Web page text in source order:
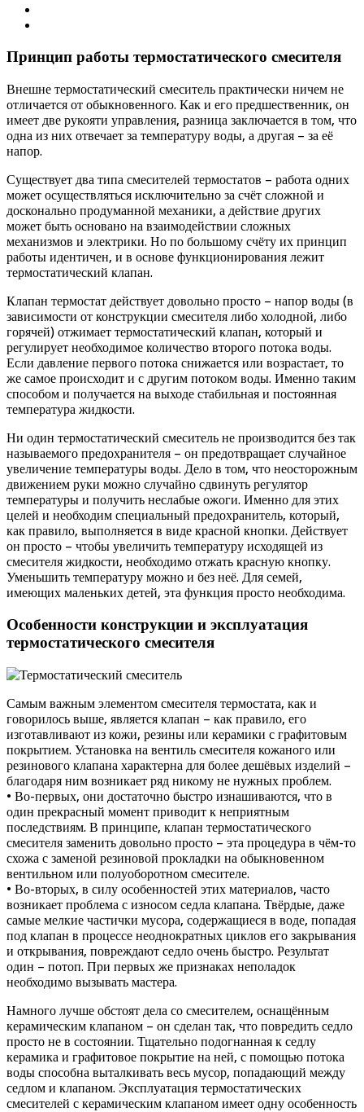
Принцип работы термостатического смесителя
Внешне термостатический смеситель практически ничем не
отличается от обыкновенного. Как и его предшественник, он
имеет две рукояти управления, разница заключается в том, что
одна из них отвечает за температуру воды, а другая – за её
напор.
Существует два типа смесителей термостатов – работа одних
может осуществляться исключительно за счёт сложной и
досконально продуманной механики, а действие других
может быть основано на взаимодействии сложных
механизмов и электрики. Но по большому счёту их принцип
работы идентичен, и в основе функционирования лежит
термостатический клапан.
Клапан термостат действует довольно просто – напор воды (в
зависимости от конструкции смесителя либо холодной, либо
горячей) отжимает термостатический клапан, который и
регулирует необходимое количество второго потока воды.
Если давление первого потока снижается или возрастает, то
же самое происходит и с другим потоком воды. Именно таким
способом и получается на выходе стабильная и постоянная
температура жидкости.
Ни один термостатический смеситель не производится без так
называемого предохранителя – он предотвращает случайное
увеличение температуры воды. Дело в том, что неосторожным
движением руки можно случайно сдвинуть регулятор
температуры и получить неслабые ожоги. Именно для этих
целей и необходим специальный предохранитель, который,
как правило, выполняется в виде красной кнопки. Действует
он просто – чтобы увеличить температуру исходящей из
смесителя жидкости, необходимо отжать красную кнопку.
Уменьшить температуру можно и без неё. Для семей,
имеющих маленьких детей, эта функция просто необходима.
Особенности конструкции и эксплуатация
термостатического смесителя
Самым важным элементом смесителя термостата, как и
говорилось выше, является клапан – как правило, его
изготавливают из кожи, резины или керамики с графитовым
покрытием. Установка на вентиль смесителя кожаного или
резинового клапана характерна для более дешёвых изделий –
благодаря ним возникает ряд никому не нужных проблем.
• Во-первых, они достаточно быстро изнашиваются, что в
один прекрасный момент приводит к неприятным
последствиям. В принципе, клапан термостатического
смесителя заменить довольно просто – эта процедура в чём-то
схожа с заменой резиновой прокладки на обыкновенном
вентильном или полуоборотном смесителе.
• Во-вторых, в силу особенностей этих материалов, часто
возникает проблема с износом седла клапана. Твёрдые, даже
самые мелкие частички мусора, содержащиеся в воде, попадая
под клапан в процессе неоднократных циклов его закрывания
и открывания, повреждают седло очень быстро. Результат
один – потоп. При первых же признаках неполадок
необходимо вызывать мастера.
Намного лучше обстоят дела со смесителем, оснащённым
керамическим клапаном – он сделан так, что повредить седло
просто не в состоянии. Тщательно подогнанная к седлу
керамика и графитовое покрытие на ней, с помощью потока
воды способна выталкивать весь мусор, попадающий между
седлом и клапаном. Эксплуатация термостатических
смесителей с керамическим клапаном имеет одну особенность